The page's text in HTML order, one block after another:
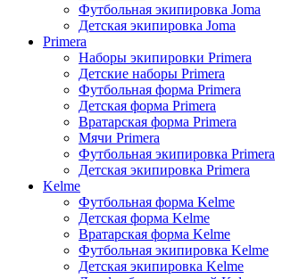
Футбольная экипировка Joma
Детская экипировка Joma
Primera
Наборы экипировки Primera
Детские наборы Primera
Футбольная форма Primera
Детская форма Primera
Вратарская форма Primera
Мячи Primera
Футбольная экипировка Primera
Детская экипировка Primera
Kelme
Футбольная форма Kelme
Детская форма Kelme
Вратарская форма Kelme
Футбольная экипировка Kelme
Детская экипировка Kelme